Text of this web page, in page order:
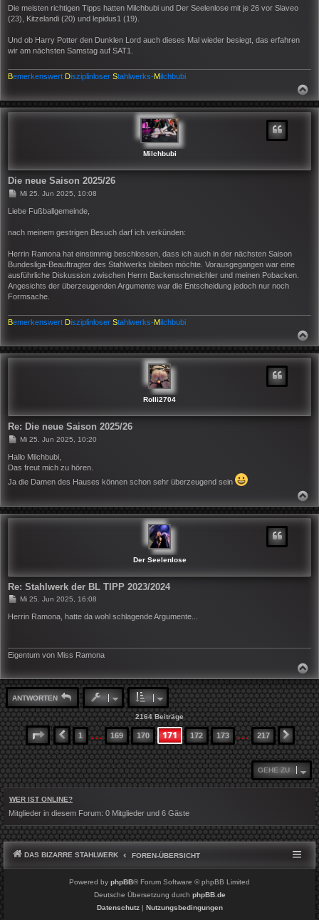
Die meisten richtigen Tipps hatten Milchbubi und Der Seelenlose mit je 26 vor Slaveo
(23), Kitzelandi (20) und lepidus1 (19).
Und ob Harry Potter den Dunklen Lord auch dieses Mal wieder besiegt, das erfahren
wir am nächsten Samstag auf SAT1.
Bemerkenswert Disziplinloser Stahlwerks-Milchbubi
C
Milchbubi
Die neue Saison 2025/26
B
i
a
Mi 25. Jun 2025, 10:08
Liebe Fußballgemeinde,
nach meinem gestrigen Besuch darf ich verkünden:
Herrin Ramona hat einstimmig beschlossen, dass ich auch in der nächsten Saison
Bundesliga-Beauftragter des Stahlwerks bleiben möchte. Vorausgegangen war eine
ausführliche Diskussion zwischen Herrn Backenschmeichler und meinen Pobacken.
Angesichts der überzeugenden Argumente war die Entscheidung jedoch nur noch
Formsache.
Bemerkenswert Disziplinloser Stahlwerks-Milchbubi
C
Rolli2704
Re: Die neue Saison 2025/26
B
i
r
a
Mi 25. Jun 2025, 10:20
Hallo Milchbubi,
Das freut mich zu hören.
Ja die Damen des Hauses können schon sehr überzeugend sein
C
Der Seelenlose
Re: Stahlwerk der BL TIPP 2023/2024
B
i
g
Mi 25. Jun 2025, 16:08
Herrin Ramona, hatte da wohl schlagende Argumente...
Eigentum von Miss Ramona
C
H
O
B
E
N
ANTWORTEN
2164 Beiträge
SEITE 171VON217
VORHERIGE
1 … 169 170 171 172 173 … 217
GEHE ZU
WER IST ONLINE?
Mitglieder in diesem Forum: 0 Mitglieder und 6 Gäste
DAS BIZARRE STAHLWERK FOREN-ÜBERSICHT
Powered by phpBB® Forum Software © phpBB Limited
Deutsche Übersetzung durch phpBB.de
Datenschutz| Nutzungsbedingungen